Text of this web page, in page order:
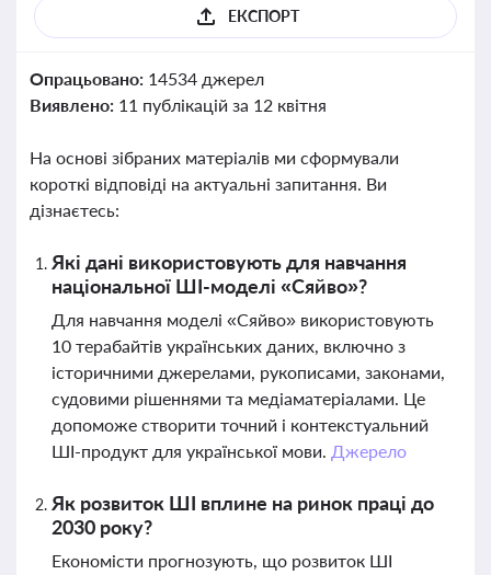
ЕКСПОРТ
Опрацьовано: 14534 джерел
Виявлено: 11 публікацій за 12 квітня
На основі зібраних матеріалів ми сформували
короткі відповіді на актуальні запитання. Ви
дізнаєтесь:
Які дані використовують для навчання
національної ШІ-моделі «Сяйво»?
Для навчання моделі «Сяйво» використовують
10 терабайтів українських даних, включно з
історичними джерелами, рукописами, законами,
судовими рішеннями та медіаматеріалами. Це
допоможе створити точний і контекстуальний
ШІ-продукт для української мови. Джерело
Як розвиток ШІ вплине на ринок праці до
2030 року?
Економісти прогнозують, що розвиток ШІ